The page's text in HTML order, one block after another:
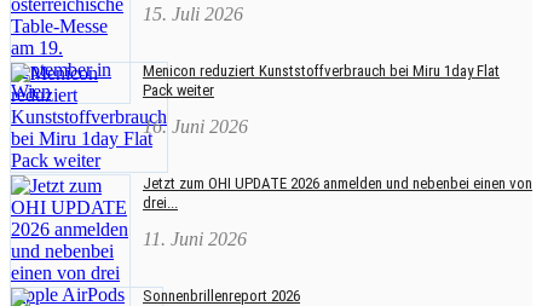
15. Juli 2026
Menicon reduziert Kunststoffverbrauch bei Miru 1day Flat
Pack weiter
16. Juni 2026
Jetzt zum OHI UPDATE 2026 anmelden und nebenbei einen von
drei...
11. Juni 2026
Sonnenbrillenreport 2026